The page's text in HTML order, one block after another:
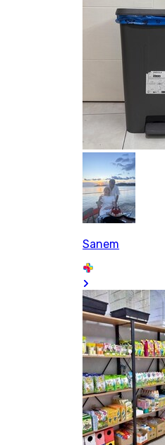
Sanem